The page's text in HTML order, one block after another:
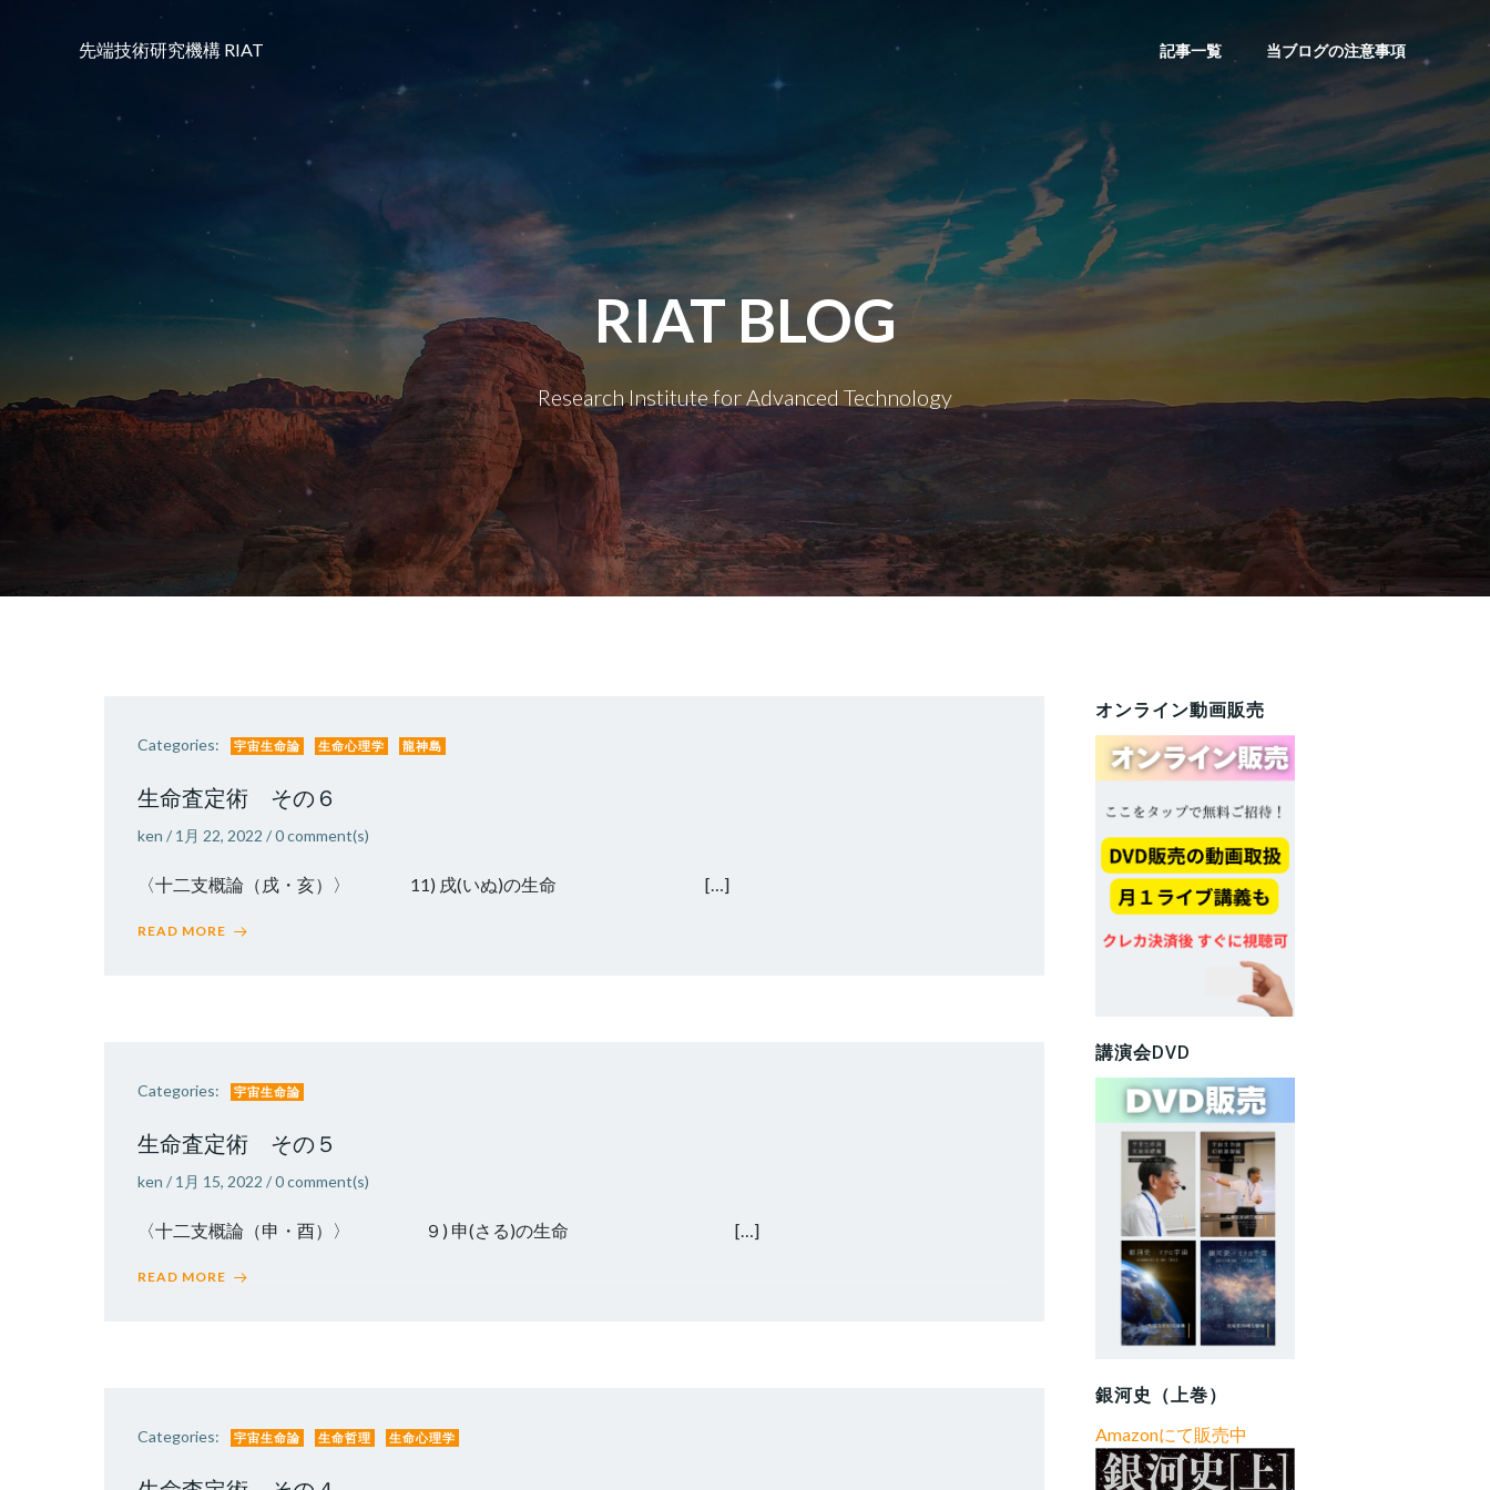
先端技術研究機構 RIAT 記事一覧 当ブログの注意事項
RIAT BLOG
Research Institute for Advanced Technology
Categories: 宇宙生命論 生命心理学 龍神島
生命査定術 その６
ken / 1月 22, 2022 /0comment(s)
〈十二支概論（戌・亥）〉 11) 戌(いぬ)の生命 […]
READ MORE
Categories: 宇宙生命論
生命査定術 その５
ken / 1月 15, 2022 /0comment(s)
〈十二支概論（申・酉）〉 ９) 申(さる)の生命 […]
READ MORE
Categories: 宇宙生命論 生命哲理 生命心理学
オンライン動画販売
講演会DVD
銀河史（上巻）
Amazonにて販売中